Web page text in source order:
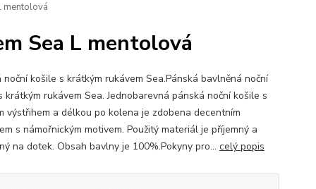
mentolová
Sea L mentolová
noční košile s krátkým rukávem Sea.Pánská bavlněná noční
krátkým rukávem Sea. Jednobarevná pánská noční košile s
výstřihem a délkou po kolena je zdobena decentním
s námořnickým motivem. Použitý materiál je příjemný a
na dotek. Obsah bavlny je 100%.Pokyny pro... celý popis